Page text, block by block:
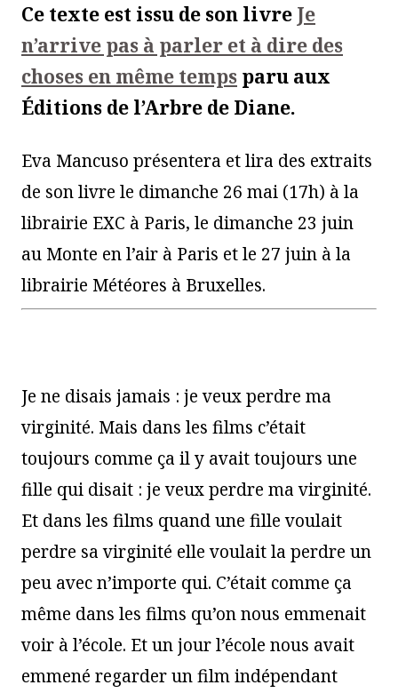
Ce texte est issu de son livre Je
n’arrive pas à parler et à dire des
choses en même temps paru aux
Éditions de l’Arbre de Diane.
Eva Mancuso présentera et lira des extraits
de son livre le dimanche 26 mai (17h) à la
librairie EXC à Paris, le dimanche 23 juin
au Monte en l’air à Paris et le 27 juin à la
librairie Météores à Bruxelles.
Je ne disais jamais : je veux perdre ma
virginité. Mais dans les films c’était
toujours comme ça il y avait toujours une
fille qui disait : je veux perdre ma virginité.
Et dans les films quand une fille voulait
perdre sa virginité elle voulait la perdre un
peu avec n’importe qui. C’était comme ça
même dans les films qu’on nous emmenait
voir à l’école. Et un jour l’école nous avait
emmené regarder un film indépendant